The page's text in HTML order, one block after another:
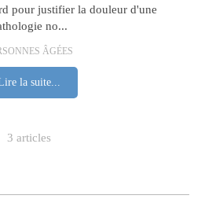
pour justifier la douleur d'une
no...
ÂGÉES
la suite...
3 articles